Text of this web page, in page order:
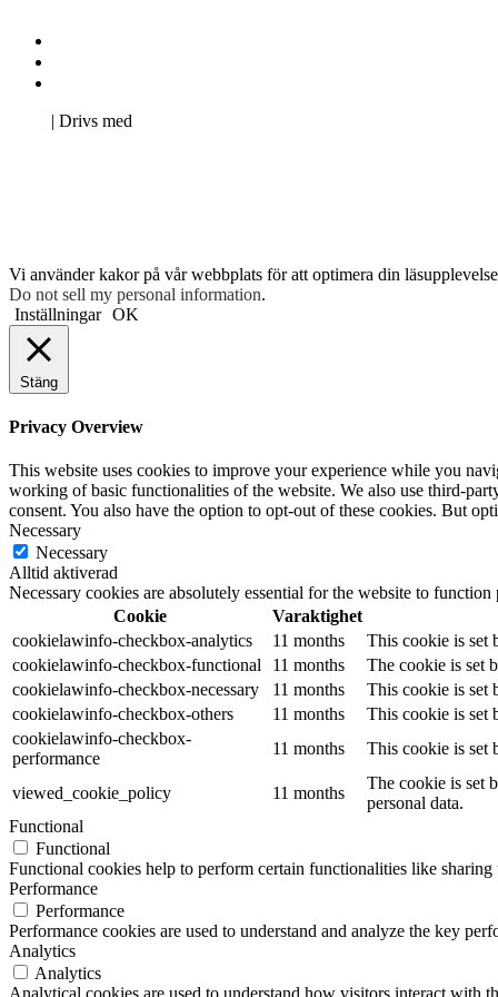
| Drivs med
Vi använder kakor på vår webbplats för att optimera din
Do not sell my personal information.
Inställningar OK
Stäng
Privacy Overview
This website uses cookies to improve your experience while you
working of basic functionalities of the website. We also use third-
consent. You also have the option to opt-out of these cookies. But
Necessary
Necessary
Alltid aktiverad
Necessary cookies are absolutely essential for the website to
Cookie
Varaktighet
cookielawinfo-checkbox-analytics
11 months
This cookie is set
cookielawinfo-checkbox-functional
11 months
The cookie is set
cookielawinfo-checkbox-necessary
11 months
This cookie is set
cookielawinfo-checkbox-others
11 months
This cookie is set
cookielawinfo-checkbox-
performance
11 months This cookie is set
viewed_cookie_policy 11 months
The cookie is set
personal data.
Functional
Functional
Functional cookies help to perform certain functionalities like
Performance
Performance
Performance cookies are used to understand and analyze the key
Analytics
Analytics